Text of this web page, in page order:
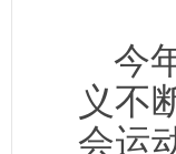
今
义不
会运